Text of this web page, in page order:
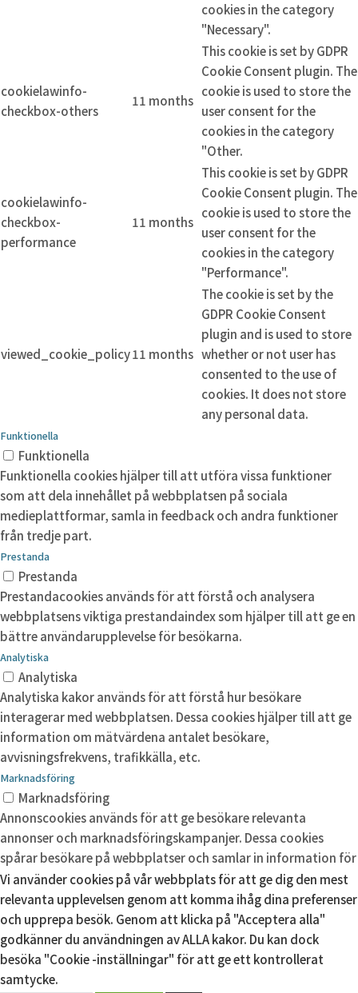
Vi använder cookies på vår webbplats för att ge dig den mest
relevanta upplevelsen genom att komma ihåg dina preferenser
och upprepa besök. Genom att klicka på "Acceptera alla"
godkänner du användningen av ALLA kakor. Du kan dock
besöka "Cookie -inställningar" för att ge ett kontrollerat
samtycke.
cookies in the category
"Necessary".
cookielawinfo-
checkbox-others
11 months
This cookie is set by GDPR
Cookie Consent plugin. The
cookie is used to store the
user consent for the
cookies in the category
"Other.
cookielawinfo-
checkbox-
performance
11 months
This cookie is set by GDPR
Cookie Consent plugin. The
cookie is used to store the
user consent for the
cookies in the category
"Performance".
viewed_cookie_policy11 months
The cookie is set by the
GDPR Cookie Consent
plugin and is used to store
whether or not user has
consented to the use of
cookies. It does not store
any personal data.
Funktionella
Funktionella
Funktionella cookies hjälper till att utföra vissa funktioner
som att dela innehållet på webbplatsen på sociala
medieplattformar, samla in feedback och andra funktioner
från tredje part.
Prestanda
Prestanda
Prestandacookies används för att förstå och analysera
webbplatsens viktiga prestandaindex som hjälper till att ge en
bättre användarupplevelse för besökarna.
Analytiska
Analytiska
Analytiska kakor används för att förstå hur besökare
interagerar med webbplatsen. Dessa cookies hjälper till att ge
information om mätvärdena antalet besökare,
avvisningsfrekvens, trafikkälla, etc.
Marknadsföring
Marknadsföring
Annonscookies används för att ge besökare relevanta
annonser och marknadsföringskampanjer. Dessa cookies
spårar besökare på webbplatser och samlar in information för
att tillhandahålla anpassade annonser.
Okategoriserade
Okategoriserade
Andra okategoriserade kakor är de som analyseras och som
ännu inte har klassificerats i en kategori.
SPARA OCH ACCEPTERA